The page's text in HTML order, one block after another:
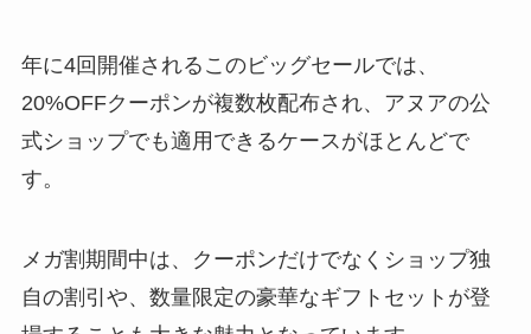
年に4回開催されるこのビッグセールでは、
20%OFFクーポンが複数枚配布され、アヌアの公
式ショップでも適用できるケースがほとんどで
す。
メガ割期間中は、クーポンだけでなくショップ独
自の割引や、数量限定の豪華なギフトセットが登